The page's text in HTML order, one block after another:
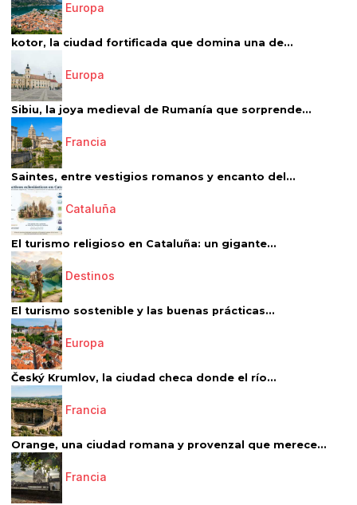
Europa
kotor, la ciudad fortificada que domina una de...
Europa
Sibiu, la joya medieval de Rumanía que sorprende...
Francia
Saintes, entre vestigios romanos y encanto del...
Cataluña
El turismo religioso en Cataluña: un gigante...
Destinos
El turismo sostenible y las buenas prácticas...
Europa
Český Krumlov, la ciudad checa donde el río...
Francia
Orange, una ciudad romana y provenzal que merece...
Francia